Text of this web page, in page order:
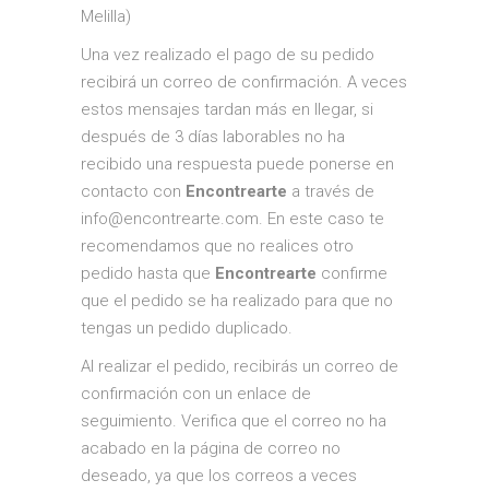
Melilla)
Una vez realizado el pago de su pedido
recibirá un correo de confirmación. A veces
estos mensajes tardan más en llegar, si
después de 3 días laborables no ha
recibido una respuesta puede ponerse en
contacto con Encontrearte a través de
info@encontrearte.com. En este caso te
recomendamos que no realices otro
pedido hasta que Encontrearte confirme
que el pedido se ha realizado para que no
tengas un pedido duplicado.
Al realizar el pedido, recibirás un correo de
confirmación con un enlace de
seguimiento. Verifica que el correo no ha
acabado en la página de correo no
deseado, ya que los correos a veces